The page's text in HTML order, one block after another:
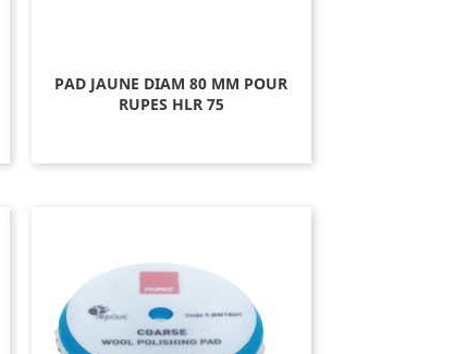
PAD JAUNE DIAM 80 MM POUR
RUPES HLR 75